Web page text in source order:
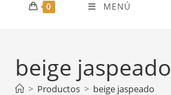
0 MENÚ
beige jaspeado
> Productos > beige jaspeado